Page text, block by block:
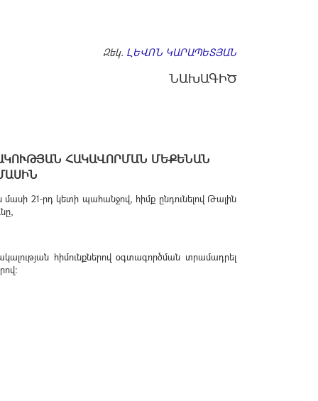
Զեկ. ԼԵՎՈՆ ԿԱՐԱՊԵՏՅԱՆ
ՆԱԽԱԳԻԾ
ՀԱԿԱՎՈՐՄԱՆ ՄԵՔԵՆԱՆ
21-րդ կետի պահանջով, հիմք ընդունելով Թալին
հիմունքներով օգտագործման տրամադրել